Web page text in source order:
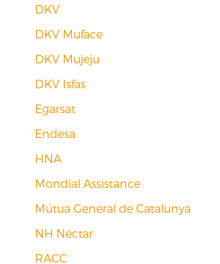
DKV
DKV Muface
DKV Mujeju
DKV Isfas
Egarsat
Endesa
HNA
Mondial Assistance
Mútua General de Catalunya
NH Néctar
RACC